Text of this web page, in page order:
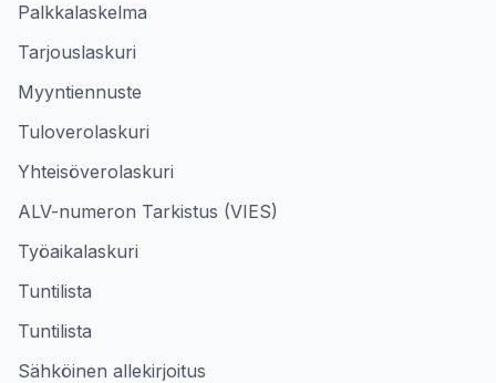
Palkkalaskelma
Tarjouslaskuri
Myyntiennuste
Tuloverolaskuri
Yhteisöverolaskuri
ALV-numeron Tarkistus (VIES)
Työaikalaskuri
Tuntilista
Tuntilista
Sähköinen allekirjoitus